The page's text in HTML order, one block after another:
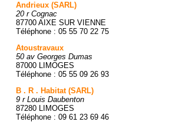
Andrieux (SARL)
20 r Cognac
87700 AIXE SUR VIENNE
Téléphone : 05 55 70 22 75
Atoustravaux
50 av Georges Dumas
87000 LIMOGES
Téléphone : 05 55 09 26 93
B . R . Habitat (SARL)
9 r Louis Daubenton
87280 LIMOGES
Téléphone : 09 61 23 69 46